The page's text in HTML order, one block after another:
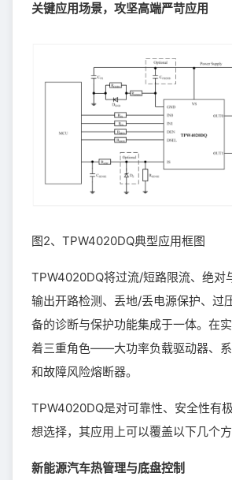
关键应用场景，攻坚高端严苛应用
图2、TPW4020DQ典型应用框图
TPW4020DQ将过流/短路限流、绝对
输出开路检测、丢地/丢电源保护、过
备的诊断与保护功能集成于一体。在
着三重角色——大功率负载驱动器、
和故障风险熔断器。
TPW4020DQ是对可靠性、安全性有
想选择，其应用上可以覆盖以下几个方
新能源汽车热管理与底盘控制